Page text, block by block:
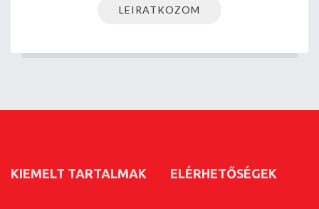
KIEMELT TARTALMAK ELÉRHETŐSÉGEK